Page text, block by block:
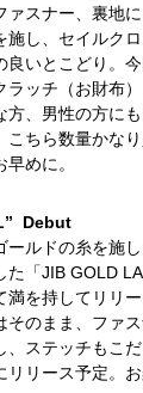
ァスナー、裏地
施し、セイルク
良いとこどり。
ラッチ（お財布
方、男性の方に
こちら数量かな
めに。
Debut
ールドの糸を施
た「JIB GOLD
満を持してリリ
そのまま、ファ
、ステッチもこ
リース予定。お